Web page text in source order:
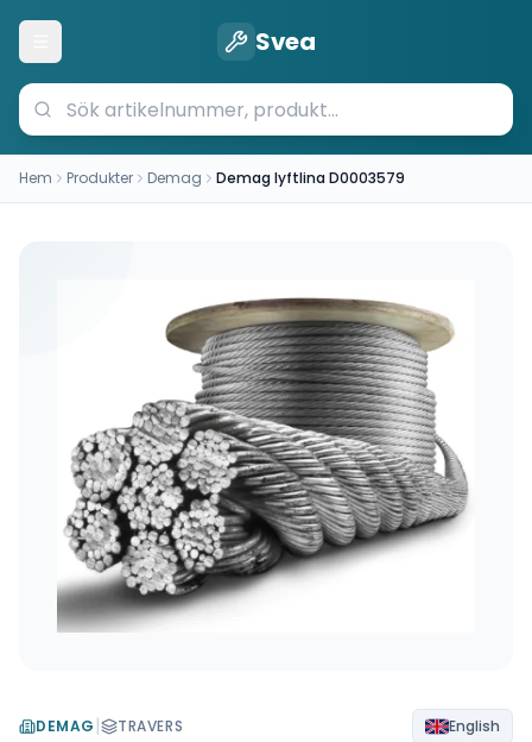
Öppna meny Svea
Hem Produkter Demag Demag lyftlina D0003579
DEMAG | TRAVERS English